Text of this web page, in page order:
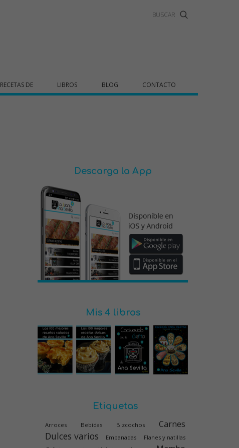
RECETAS DE LIBROS BLOG CONTACTO
Descarga la App
Mis 4 libros
Etiquetas
Arroces Bebidas Bizcochos Carnes
Dulces varios Empanadas
Flanes y natillas